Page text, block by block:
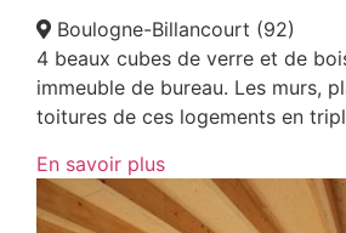
Boulogne-Billancourt (92)
4 beaux cubes de verre et de
immeuble de bureau. Les murs,
toitures de ces logements en
En savoir plus